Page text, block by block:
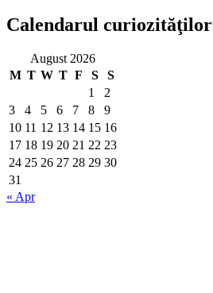
Calendarul curiozităţilor
August 2026
M T W T F S
S
1
2
3
4 5 6 7 8
9
10 11 12 13 14 15 16
17 18 19 20 21 22 23
24 25 26 27 28 29 30
31
« Apr